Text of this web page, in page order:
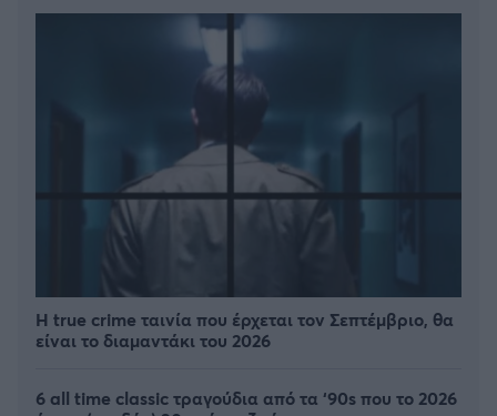
Η true crime ταινία που έρχεται τον Σεπτέμβριο, θα
είναι το διαμαντάκι του 2026
6 all time classic τραγούδια από τα ‘90s που το 2026